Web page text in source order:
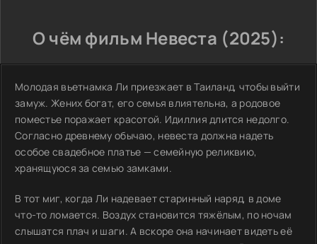
О чём фильм Невеста (2025):
Молодая вьетнамка Ли приезжает в Таиланд, чтобы выйти
замуж. Жених богат, его семья влиятельна, а родовое
поместье поражает красотой. Идиллия длится недолго.
Согласно древнему обычаю, невеста должна надеть
особое свадебное платье — семейную реликвию,
хранящуюся за семью замками.
В тот миг, когда Ли надевает старинный наряд, в доме
что-то ломается. Воздух становится тяжёлым, по ночам
слышатся плач и шаги. А вскоре она начинает видеть её